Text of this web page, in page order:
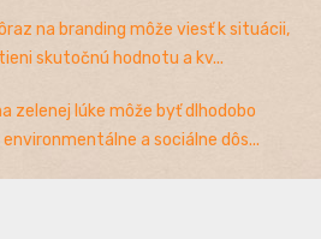
na branding môže viesť k situácii,
skutočnú hodnotu a kv...
zelenej lúke môže byť dlhodobo
a sociálne dôs...